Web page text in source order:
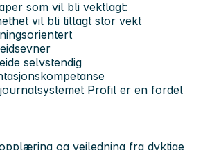
som vil bli vektlagt:
vil bli tillagt stor vekt
selvstendig
Profil er en fordel
og veiledning fra dyktige